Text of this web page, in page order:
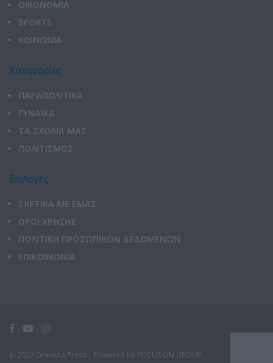
ΟΙΚΟΝΟΜΙΑ
SPORTS
ΚΟΙΝΩΝΙΑ
Κατηγορίες
ΠΑΡΑΠΟΛΙΤΙΚΑ
ΓΥΝΑΙΚΑ
ΤΑ ΣΧΟΛΙΑ ΜΑΣ
ΠΟΛΙΤΙΣΜΟΣ
Επιλογές
ΣΧΕΤΙΚΑ ΜΕ ΕΜΑΣ
ΟΡΟΙ ΧΡΗΣΗΣ
ΠΟΛΙΤΙΚΗ ΠΡΟΣΩΠΙΚΩΝ ΔΕΔΟΜΕΝΩΝ
ΕΠΙΚΟΙΝΩΝΙΑ
© 2022 Grevena Press | Powered by FOCUS ON GROUP